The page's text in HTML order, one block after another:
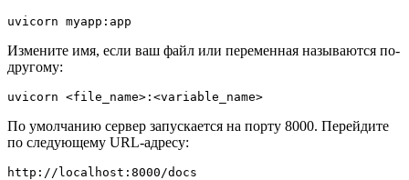
uvicorn myapp:app
Измените имя, если ваш файл или переменная называются по-
другому:
uvicorn <file_name>:<variable_name>
По умолчанию сервер запускается на порту 8000. Перейдите
по следующему URL-адресу:
http://localhost:8000/docs